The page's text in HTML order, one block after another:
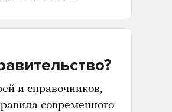
и справочников,
современного